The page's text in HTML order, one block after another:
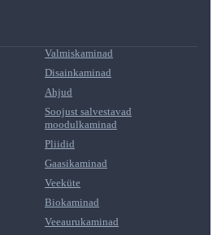
Valmiskaminad
Disainkaminad
Ahjud
Soojust salvestavad
moodulkaminad
Pliidid
Gaasikaminad
Veeküte
Biokaminad
Veeaurukaminad